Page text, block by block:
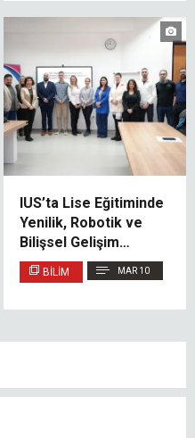
IUS’ta Lise Eğitiminde
Yenilik, Robotik ve
Bilişsel Gelişim
Üzerine Proje Kapanış
Etkinliği
BILIM MAR 10